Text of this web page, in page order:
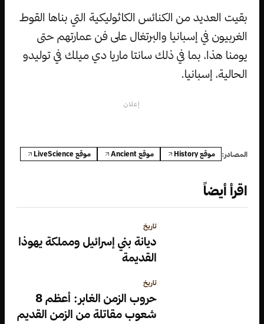
بقيت العديد من الكنائس الكاثوليكية التي بناها القوط
الغربيون في إسبانيا والبرتغال على فن عمارتهم حتى
يومنا هذا، بما في ذلك سانتا ماريا دي ميلك في توليدو
الحالية، إسبانيا.
إعلان
المصادر: موقع History موقع Ancient موقع LiveScience
اقرأ أيضاً
تاريخ
ديانة بني إسرائيل ومملكة يهوذا
القديمة
تاريخ
حروب الزمن الغابر: أعظم 8
شعوب مقاتلة من الزمن القديم